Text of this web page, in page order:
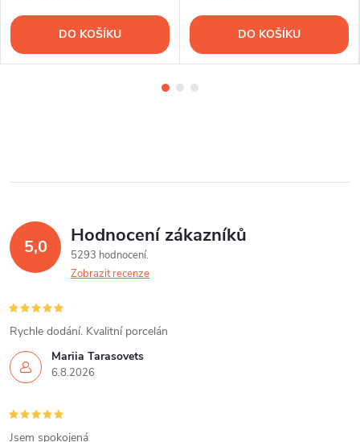
DO KOŠÍKU DO KOŠÍKU
5,0 Hodnocení zákazníků
5293 hodnocení
Zobrazit recenze
Mariia Tarasovets
6.8.2026
Rychle dodání. Kvalitní porcelán
Jsem spokojená